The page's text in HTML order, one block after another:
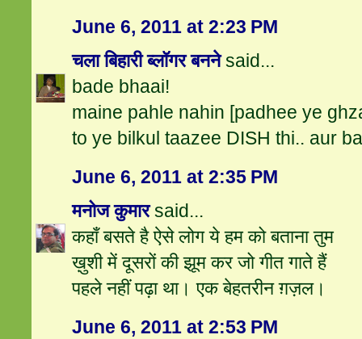
June 6, 2011 at 2:23 PM
चला बिहारी ब्लॉगर बननेsaid...
bade bhaai!
maine pahle nahin [padhee ye
to ye bilkul taazee DISH thi.. aur
June 6, 2011 at 2:35 PM
मनोज कुमारsaid...
कहाँ बसते है ऐसे लोग ये हम को बताना तुम
ख़ुशी में दूसरों की झूम कर जो गीत गाते हैं
पहले नहीं पढ़ा था। एक बेहतरीन ग़ज़ल।
June 6, 2011 at 2:53 PM